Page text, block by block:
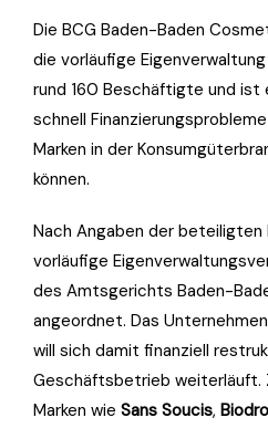
Die BCG Baden-Baden
die vorläufige
rund 160 Beschäftigte und ist
schnell
Marken in der
können.
Nach Angaben der beteiligten
vorläufige
des Amtsgerichts Baden-
angeordnet. Das
will sich damit finanziell
Geschäftsbetrieb weiterläuft.
Marken wie Sans Soucis,